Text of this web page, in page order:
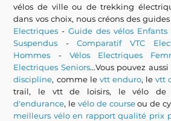
vélos de ville ou de trekking
dans vos choix, nous créons des
Electriques -Guide des vélos Enfants
Suspendus -Comparatif VTC
Hommes - Vélos Electriques
Electriques Seniors...Vous pouvez
discipline, comme le vtt enduro, levtt
trail, le vtt de loisirs, le vélo de
d'endurance, levélo de courseou de
meilleurs vélo en rapport qualité prix